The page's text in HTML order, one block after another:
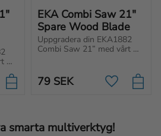
till i favoriter
EKA Combi Saw 21"
Spare Wood Blade
Uppgradera din EKA1882
Combi Saw 21” med vårt
79 SEK Lägg till i
smarta multiverktyg!